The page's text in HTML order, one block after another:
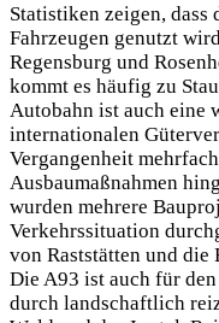
Statistiken zeigen, dass
Fahrzeugen genutzt
Regensburg und
kommt es häufig zu
Autobahn ist auch eine
internationalen
Vergangenheit
Ausbaumaßnahmen
wurden mehrere
Verkehrssituation
von Raststätten und
Die A93 ist auch für
durch landschaftlich